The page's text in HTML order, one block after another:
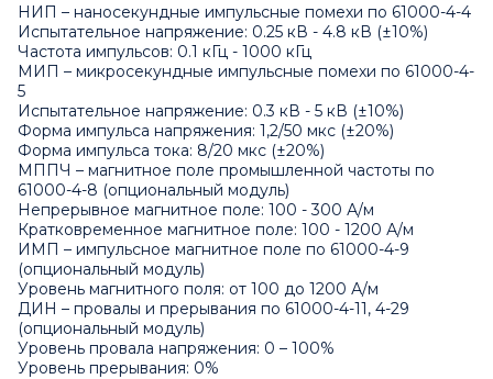
НИП – наносекундные импульсные помехи по 61000-4-4
Испытательное напряжение: 0.25 кВ - 4.8 кВ (±10%)
Частота импульсов: 0.1 кГц - 1000 кГц
МИП – микросекундные импульсные помехи по 61000-4-
5
Испытательное напряжение: 0.3 кВ - 5 кВ (±10%)
Форма импульса напряжения: 1,2/50 мкс (±20%)
Форма импульса тока: 8/20 мкс (±20%)
МППЧ – магнитное поле промышленной частоты по
61000-4-8 (опциональный модуль)
Непрерывное магнитное поле: 100 - 300 А/м
Кратковременное магнитное поле: 100 - 1200 А/м
ИМП – импульсное магнитное поле по 61000-4-9
(опциональный модуль)
Уровень магнитного поля: от 100 до 1200 А/м
ДИН – провалы и прерывания по 61000-4-11, 4-29
(опциональный модуль)
Уровень провала напряжения: 0 – 100%
Уровень прерывания: 0%